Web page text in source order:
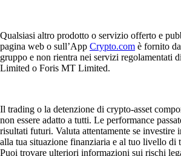
Qualsiasi altro prodotto o servizio offerto e
pagina web o sull’App Crypto.com è fornito
gruppo e non rientra nei servizi
Limited o Foris MT Limited.
Il trading o la detenzione di crypto-asset
non essere adatto a tutti. Le performance
risultati futuri. Valuta attentamente se investire
alla tua situazione finanziaria e al tuo livello di
Puoi trovare ulteriori informazioni sui rischi